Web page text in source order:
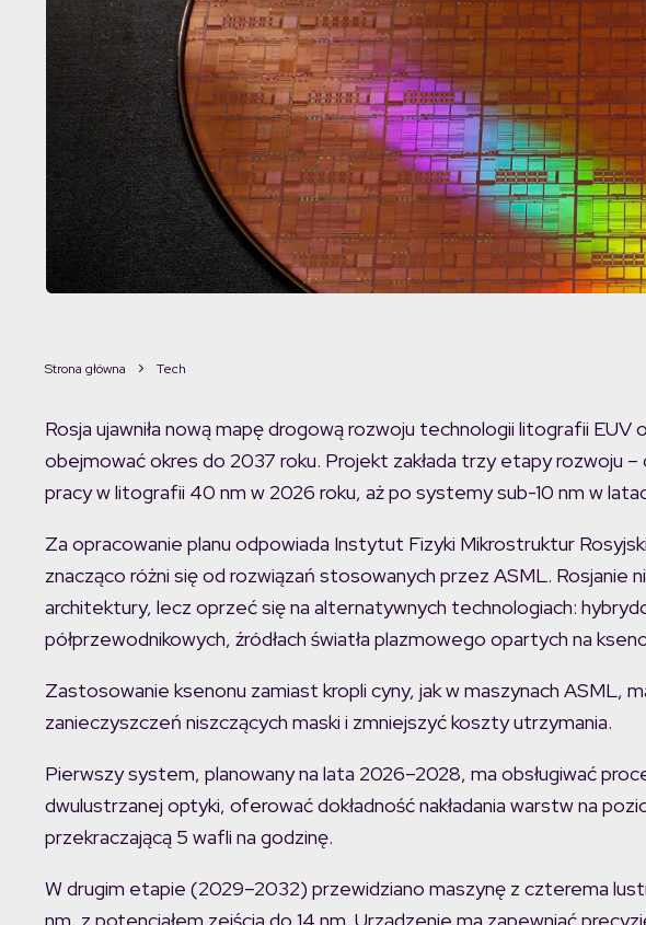
Strona główna Tech
Rosja ujawniła nową mapę drogową rozwoju technologii litografii EUV
obejmować okres do 2037 roku. Projekt zakłada trzy etapy rozwoju
pracy w litografii 40 nm w 2026 roku, aż po systemy sub-10 nm w
Za opracowanie planu odpowiada Instytut Fizyki Mikrostruktur
znacząco różni się od rozwiązań stosowanych przez ASML. Rosjanie
architektury, lecz oprzeć się na alternatywnych technologiach:
półprzewodnikowych, źródłach światła plazmowego opartych na
Zastosowanie ksenonu zamiast kropli cyny, jak w maszynach ASML,
zanieczyszczeń niszczących maski i zmniejszyć koszty utrzymania.
Pierwszy system, planowany na lata 2026–2028, ma obsługiwać
dwulustrzanej optyki, oferować dokładność nakładania warstw na
przekraczającą 5 wafli na godzinę.
W drugim etapie (2029–2032) przewidziano maszynę z czterema